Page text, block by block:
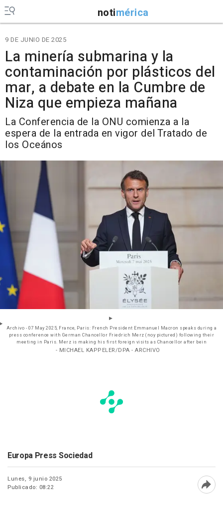
notimérica
9 DE JUNIO DE 2025
La minería submarina y la
contaminación por plásticos del
mar, a debate en la Cumbre de
Niza que empieza mañana
La Conferencia de la ONU comienza a la
espera de la entrada en vigor del Tratado de
los Oceános
Archivo - 07 May 2025, France, Paris: French President Emmanuel Macron speaks during a
press conference with German Chancellor Friedrich Merz (noy pictured) following their
meeting in Paris. Merz is making his first foreign visits as Chancellor after bein
- MICHAEL KAPPELER/DPA - ARCHIVO
Europa Press Sociedad
Lunes, 9 junio 2025
Publicado: 08:22